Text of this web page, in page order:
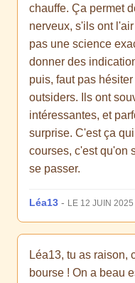
chauffe. Ça permet
nerveux, s'ils ont
pas une science
donner des
puis, faut pas
outsiders. Ils ont
intéressantes, et
surprise. C'est ça
courses, c'est qu'on
se passer.
Léa13 - LE 12 JUIN 2025
Léa13, tu as raison,
bourse ! On a beau